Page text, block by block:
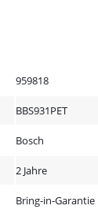
959818
BBS931PET
Bosch
2 Jahre
Bring-in-Garantie